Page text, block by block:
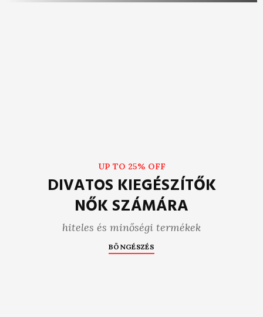
UP TO 25% OFF
DIVATOS KIEGÉSZÍTŐK
NŐK SZÁMÁRA
hiteles és minőségi termékek
BÖNGÉSZÉS